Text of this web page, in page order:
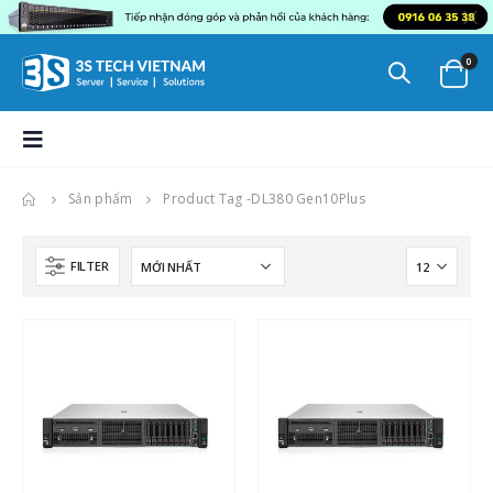
0
Sản phẩm Product Tag -DL380 Gen10Plus
FILTER